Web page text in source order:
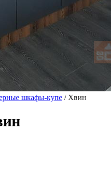
шкафы-купе / Хвин